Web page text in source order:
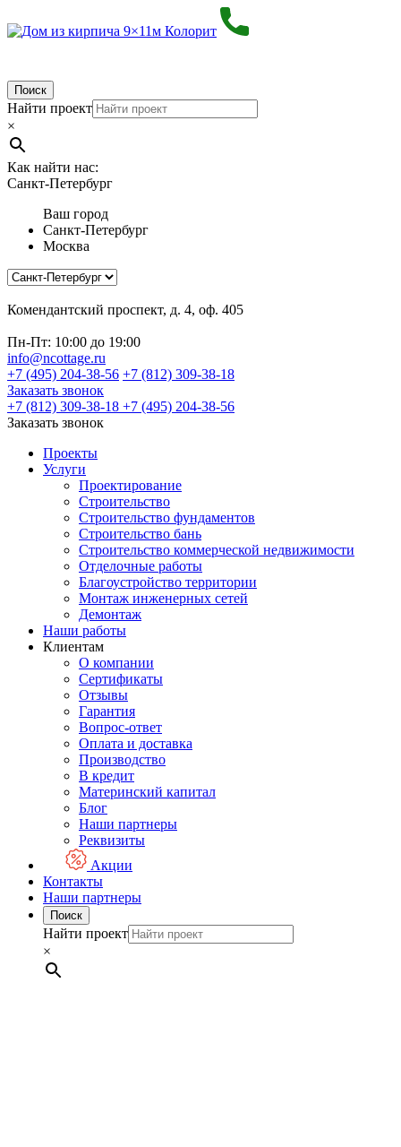
Поиск
Найти проект
×
Как найти нас:
Санкт-Петербург
Ваш город
Санкт-Петербург
Москва
Комендантский проспект, д. 4, оф. 405
Пн-Пт: 10:00 до 19:00
info@ncottage.ru
+7 (495) 204-38-56 +7 (812) 309-38-18
Заказать звонок
+7 (812) 309-38-18 +7 (495) 204-38-56
Заказать звонок
Проекты
Услуги
Проектирование
Строительство
Строительство фундаментов
Строительство бань
Строительство коммерческой недвижимости
Отделочные работы
Благоустройство территории
Монтаж инженерных сетей
Демонтаж
Наши работы
Клиентам
О компании
Сертификаты
Отзывы
Гарантия
Вопрос-ответ
Оплата и доставка
Производство
В кредит
Материнский капитал
Блог
Наши партнеры
Реквизиты
Акции
Контакты
Наши партнеры
Поиск
Найти проект
×